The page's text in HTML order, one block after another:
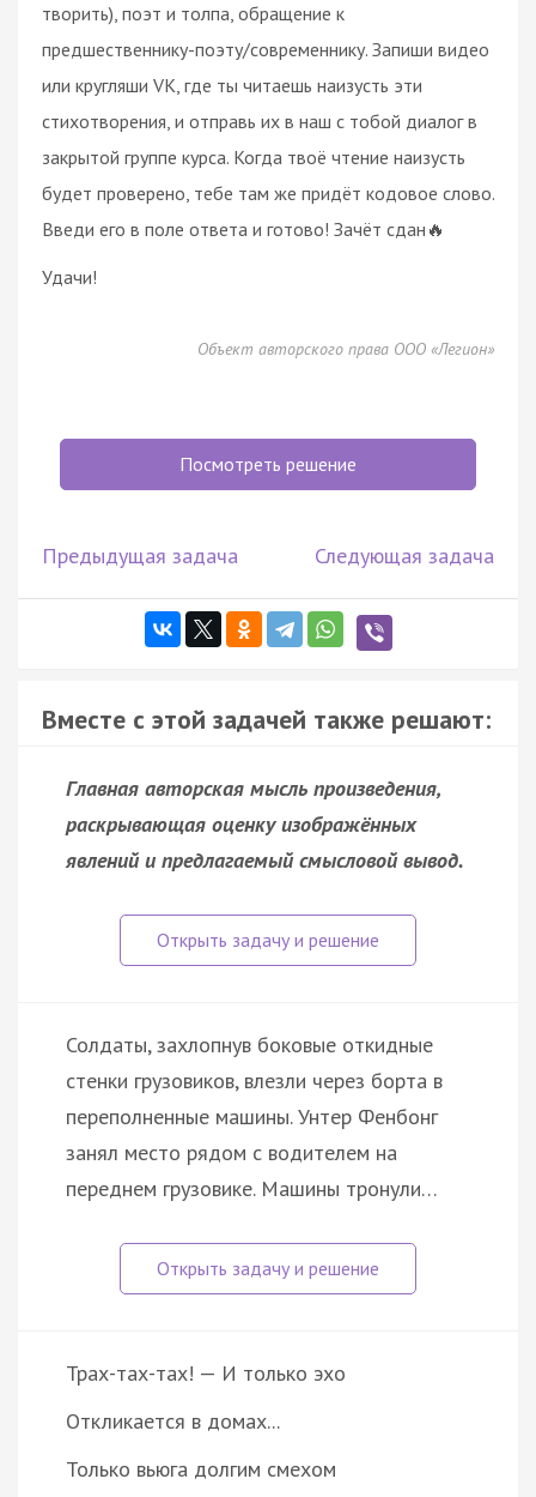
творить), поэт и толпа, обращение к
предшественнику-поэту/современнику. Запиши видео
или кругляши VK, где ты читаешь наизусть эти
стихотворения, и отправь их в наш с тобой диалог в
закрытой группе курса. Когда твоё чтение наизусть
будет проверено, тебе там же придёт кодовое слово.
Введи его в поле ответа и готово! Зачёт сдан🔥
Удачи!
Объект авторского права ООО «Легион»
Посмотреть решение
Предыдущая задача Следующая задача
Вместе с этой задачей также решают:
Главная авторская мысль произведения,
раскрывающая оценку изображённых
явлений и предлагаемый смысловой вывод.
Солдаты, захлопнув боковые откидные
стенки грузовиков, влезли через борта в
переполненные машины. Унтер Фенбонг
занял место рядом с водителем на
переднем грузовике. Машины тронули…
Трах-тах-тах! — И только эхо
Откликается в домах...
Только вьюга долгим смехом